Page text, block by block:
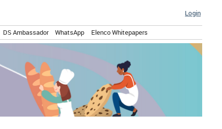
Login
DS Ambassador WhatsApp Elenco Whitepapers